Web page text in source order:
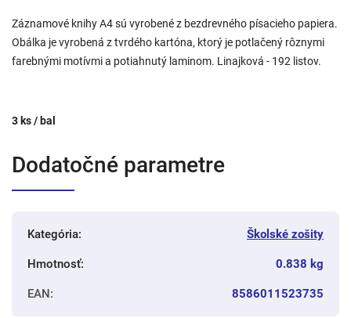
Záznamové knihy A4 sú vyrobené z bezdrevného písacieho papiera.
Obálka je vyrobená z tvrdého kartóna, ktorý je potlačený rôznymi
farebnými motívmi a potiahnutý laminom. Linajková - 192 listov.
3 ks / bal
Dodatočné parametre
Kategória: Školské zošity
Hmotnosť: 0.838 kg
EAN: 8586011523735